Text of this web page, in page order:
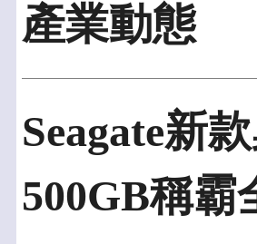
產業動態
Seagate新
500GB稱霸